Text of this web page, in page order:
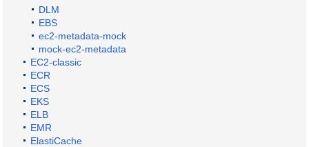
DLM
EBS
ec2-metadata-mock
mock-ec2-metadata
EC2-classic
ECR
ECS
EKS
ELB
EMR
ElastiCache